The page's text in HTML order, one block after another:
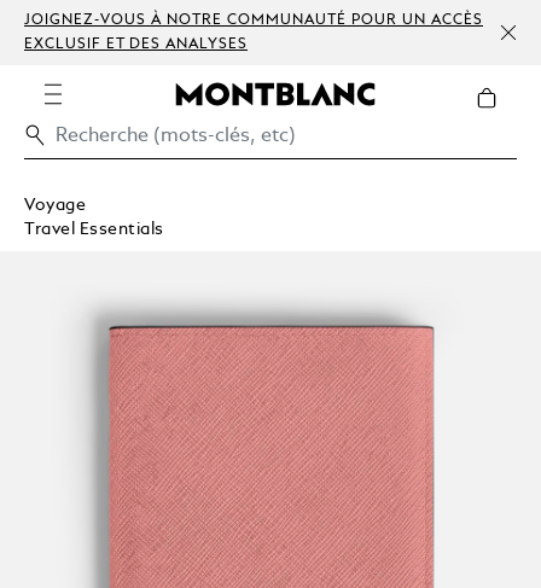
JOIGNEZ-VOUS À NOTRE COMMUNAUTÉ POUR UN ACCÈS
EXCLUSIF ET DES ANALYSES
Voyage
Travel Essentials